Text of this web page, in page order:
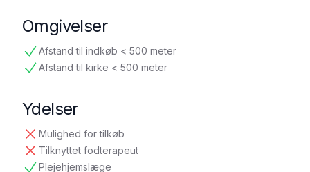
Omgivelser
Afstand til indkøb < 500 meter
tilgængelig
Afstand til kirke < 500 meter
tilgængelig
Ydelser
Mulighed for tilkøb
ikke tilgængelig
Tilknyttet fodterapeut
ikke tilgængelig
Plejehjemslæge